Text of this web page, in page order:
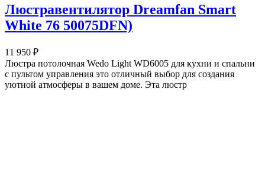
Люстравентилятор Dreamfan Smart
White 76 50075DFN)
11 950 ₽
Люстра потолочная Wedo Light WD6005 для кухни и спальни
с пультом управления это отличный выбор для создания
уютной атмосферы в вашем доме. Эта люстр